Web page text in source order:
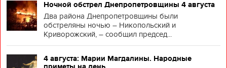
Ночной обстрел Днепропетровщины 4 августа
Два района Днепропетровщины были
обстреляны ночью – Никопольский и
Криворожский, – сообщил председ...
4 августа: Марии Магдалины. Народные